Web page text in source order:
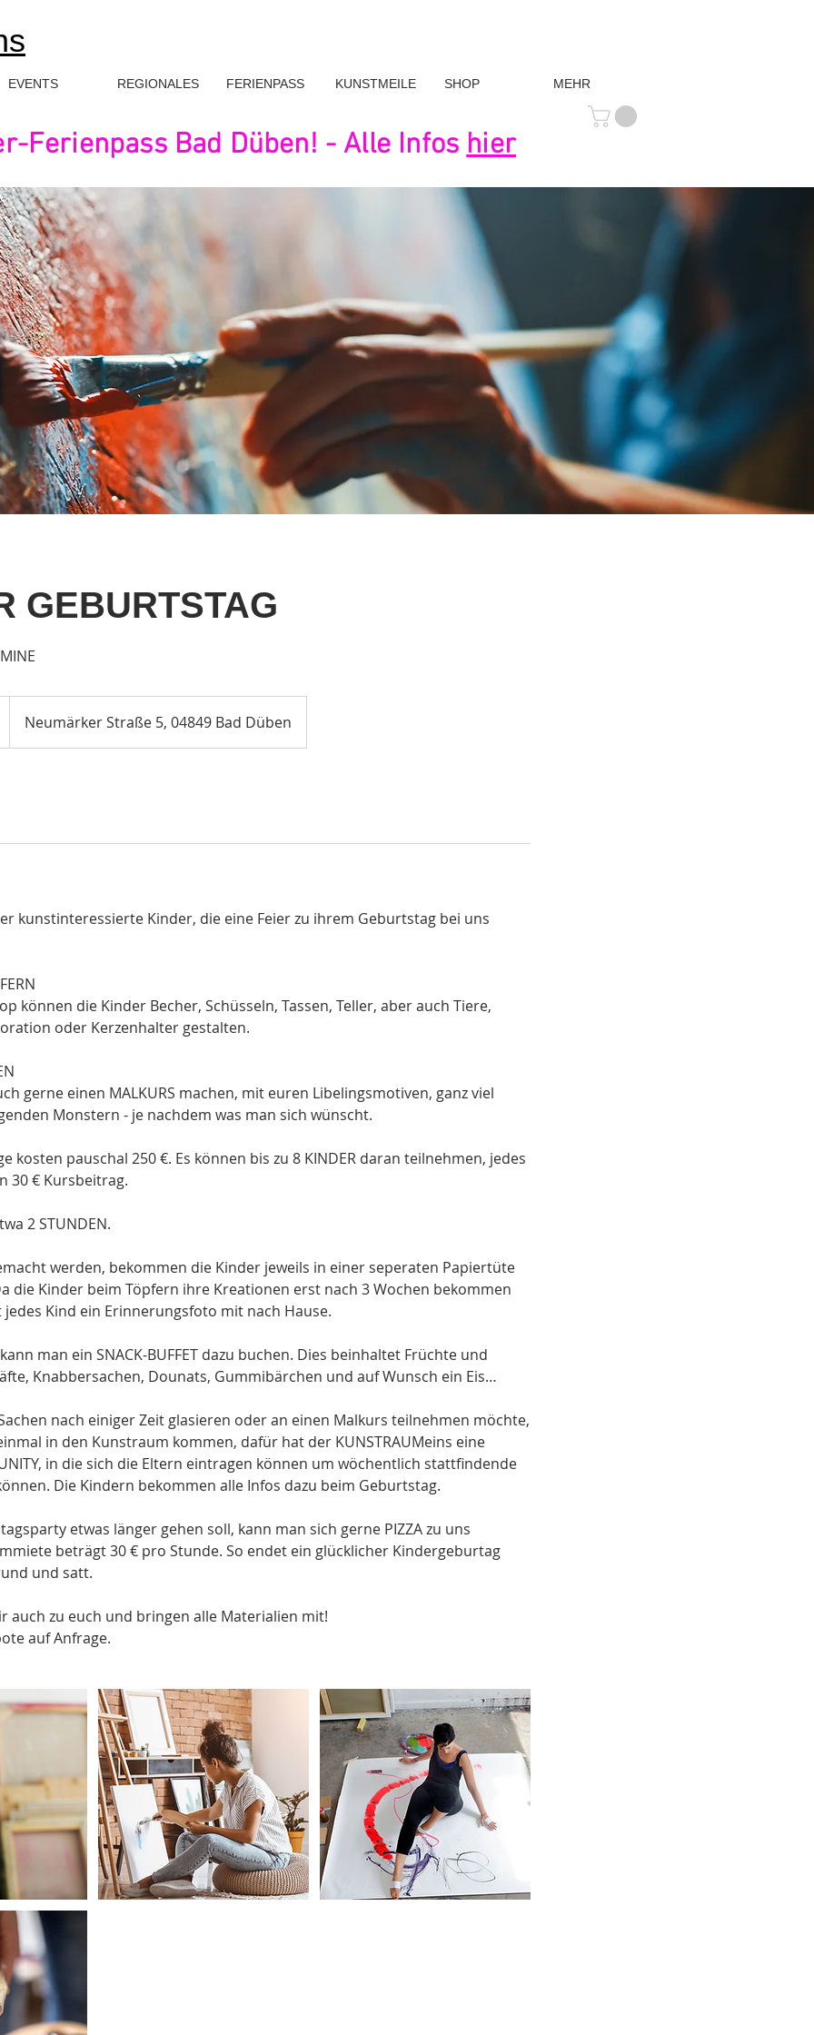
EVENTS REGIONALES FERIENPASS KUNSTMEILE SHOP MEHR
Ferienpass Bad Düben! - Alle Infoshier
GEBURTSTAG
Neumärker Straße 5, 04849 Bad Düben
kunstinteressierte Kinder, die eine Feier zu ihrem Geburtstag bei uns
können die Kinder Becher, Schüsseln, Tassen, Teller, aber auch Tiere,
oder Kerzenhalter gestalten.
gerne einen MALKURS machen, mit euren Libelingsmotiven, ganz viel
Monstern - je nachdem was man sich wünscht.
kosten pauschal 250 €. Es können bis zu 8 KINDER daran teilnehmen, jedes
30 € Kursbeitrag.
2 STUNDEN.
werden, bekommen die Kinder jeweils in einer seperaten Papiertüte
die Kinder beim Töpfern ihre Kreationen erst nach 3 Wochen bekommen
Kind ein Erinnerungsfoto mit nach Hause.
man ein SNACK-BUFFET dazu buchen. Dies beinhaltet Früchte und
Knabbersachen, Dounats, Gummibärchen und auf Wunsch ein Eis…
nach einiger Zeit glasieren oder an einen Malkurs teilnehmen möchte,
in den Kunstraum kommen, dafür hat der KUNSTRAUMeins eine
in die sich die Eltern eintragen können um wöchentlich stattfindende
Die Kindern bekommen alle Infos dazu beim Geburtstag.
etwas länger gehen soll, kann man sich gerne PIZZA zu uns
beträgt 30 € pro Stunde. So endet ein glücklicher Kindergeburtag
und satt.
auch zu euch und bringen alle Materialien mit!
auf Anfrage.